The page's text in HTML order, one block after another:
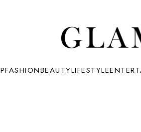
FASHIONBEAUTYLIFESTYLE